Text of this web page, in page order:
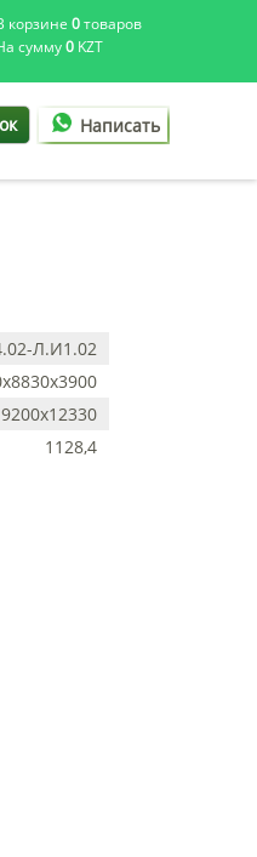
корзине 0товаров
сумму0KZT
Написать
Л.И1.02
9200х12330
1128,4